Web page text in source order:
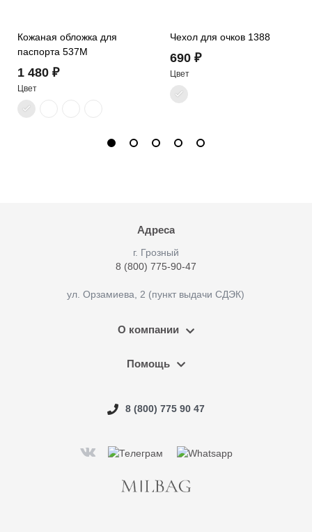
Кожаная обложка для
паспорта 537M
1 480 ₽
Цвет
Чехол для очков 1388
690 ₽
Цвет
Адреса
г. Грозный
8 (800) 775-90-47
ул. Орзамиева, 2 (пункт выдачи СДЭК)
О компании
Помощь
8 (800) 775 90 47